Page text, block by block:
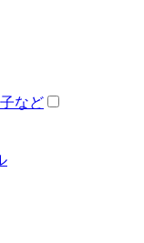
など